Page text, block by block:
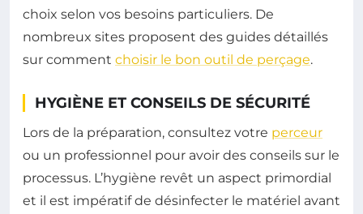
choix selon vos besoins particuliers. De
nombreux sites proposent des guides détaillés
sur comment choisir le bon outil de perçage.
HYGIÈNE ET CONSEILS DE SÉCURITÉ
Lors de la préparation, consultez votre perceur
ou un professionnel pour avoir des conseils sur le
processus. L’hygiène revêt un aspect primordial
et il est impératif de désinfecter le matériel avant